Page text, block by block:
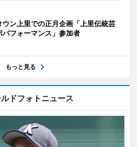
ウン上里での正月企画「上里伝統芸
パフォーマンス」参加者
もっと見る
ドフォトニュース